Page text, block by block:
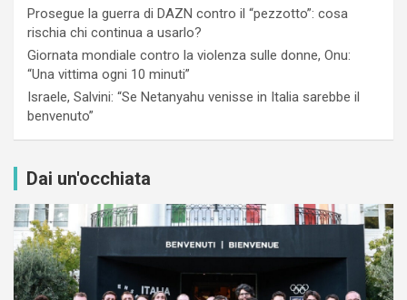
Prosegue la guerra di DAZN contro il “pezzotto”: cosa
rischia chi continua a usarlo?
Giornata mondiale contro la violenza sulle donne, Onu:
“Una vittima ogni 10 minuti”
Israele, Salvini: “Se Netanyahu venisse in Italia sarebbe il
benvenuto”
Dai un'occhiata